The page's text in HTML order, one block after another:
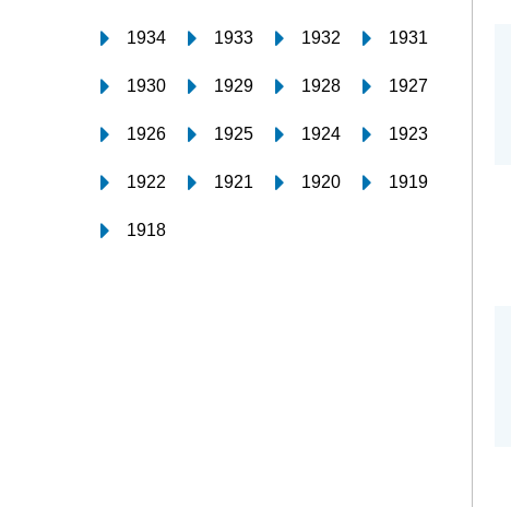
1934 1933 1932 1931
1930 1929 1928 1927
1926 1925 1924 1923
1922 1921 1920 1919
1918